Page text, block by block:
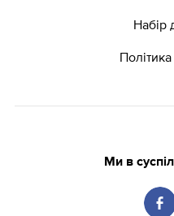
Набір
Ми в